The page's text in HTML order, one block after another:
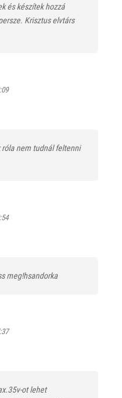
és készítek hozzá
Krisztus elvtárs
róla nem tudnál feltenni
meg!hsandorka
ot lehet